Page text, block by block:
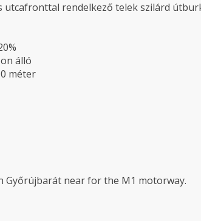
utcafronttal rendelkező telek szilárd
álló
méter
Győrújbarát near for the M1 motorway.